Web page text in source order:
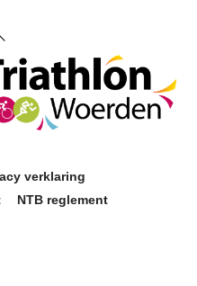
Top
verklaring
NTB reglement